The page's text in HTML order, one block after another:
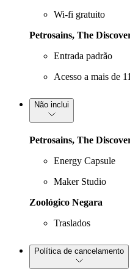
Wi-fi gratuito
Petrosains, The
Entrada padrão
Acesso a mais de
Não inclui
Petrosains, The
Energy Capsule
Maker Studio
Zoológico Negara
Traslados
Política de cancelamento